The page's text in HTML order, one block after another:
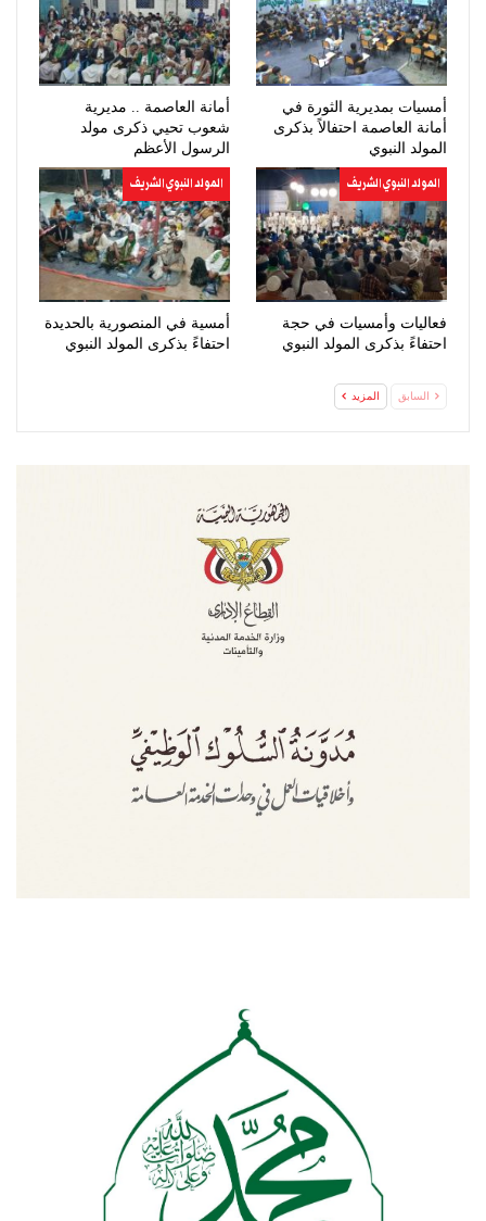
أمسيات بمديرية الثورة في
أمانة العاصمة احتفالاً بذكرى
المولد النبوي
أمانة العاصمة .. مديرية
شعوب تحيي ذكرى مولد
الرسول الأعظم
المولد النبوي الشريف
فعاليات وأمسيات في حجة
احتفاءً بذكرى المولد النبوي
المولد النبوي الشريف
أمسية في المنصورية بالحديدة
احتفاءً بذكرى المولد النبوي
السابق المزيد